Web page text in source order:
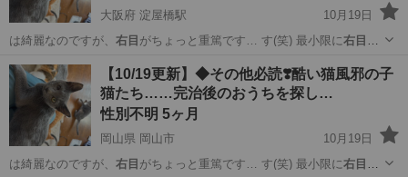
大阪府 淀屋橋駅
10月19日
は綺麗なのですが、 右目 がちょっと重篤です… す(笑) 最小限に右目
大阪 大阪市 淀屋橋駅 猫 グレー
【10/19更新】◆その他必読❣️酷い猫風邪の子
猫たち……完治後のおうちを探し…
性別不明 5ヶ月
岡山県 岡山市
10月19日
は綺麗なのですが、 右目 がちょっと重篤です… す(笑) 最小限に右目